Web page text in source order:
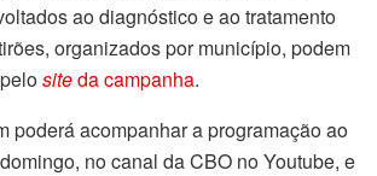
ao diagnóstico e ao tratamento
organizados por município, podem
siteda campanha.
poderá acompanhar a programação ao
no canal da CBO no Youtube, e